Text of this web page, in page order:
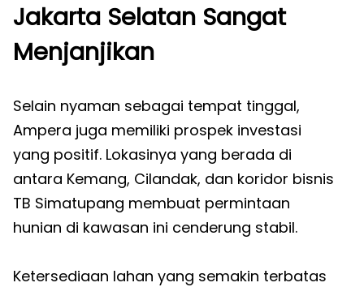
Jakarta Selatan Sangat
Menjanjikan
Selain nyaman sebagai tempat tinggal,
Ampera juga memiliki prospek investasi
yang positif. Lokasinya yang berada di
antara Kemang, Cilandak, dan koridor bisnis
TB Simatupang membuat permintaan
hunian di kawasan ini cenderung stabil.
Ketersediaan lahan yang semakin terbatas